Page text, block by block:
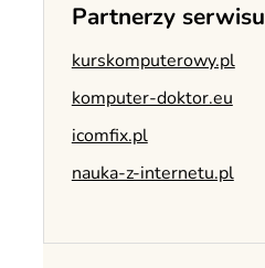
Partnerzy serwisu
kurskomputerowy.pl
komputer-doktor.eu
icomfix.pl
nauka-z-internetu.pl